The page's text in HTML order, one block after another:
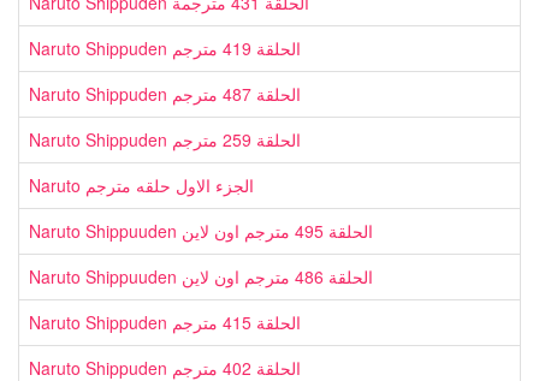
Naruto Shippuden الحلقة 419 مترجم
Naruto Shippuden الحلقة 487 مترجم
Naruto Shippuden الحلقة 259 مترجم
Naruto الجزء الاول حلقه مترجم
Naruto Shippuuden الحلقة 495 مترجم اون لاين
Naruto Shippuuden الحلقة 486 مترجم اون لاين
Naruto Shippuden الحلقة 415 مترجم
Naruto Shippuden الحلقة 402 مترجم